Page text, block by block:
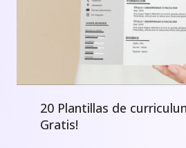
20 Plantillas de
Gratis!